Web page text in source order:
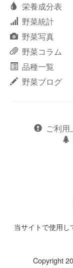
栄養成分表
野菜統計
野菜写真
野菜コラム
品種一覧
野菜ブログ
ご利
当サイトで使用
Copyright